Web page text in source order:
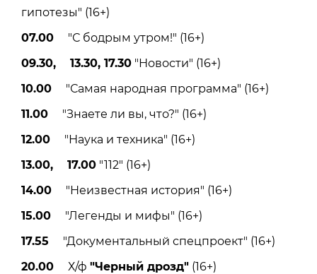
гипотезы" (16+)
07.00 "С бодрым утром!" (16+)
09.30, 13.30, 17.30 "Новости" (16+)
10.00 "Самая народная программа" (16+)
11.00 "Знаете ли вы, что?" (16+)
12.00 "Наука и техника" (16+)
13.00, 17.00 "112" (16+)
14.00 "Неизвестная история" (16+)
15.00 "Легенды и мифы" (16+)
17.55 "Документальный спецпроект" (16+)
20.00 Х/ф "Черный дрозд" (16+)